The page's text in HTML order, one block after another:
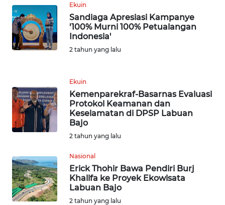
Ekuin
Sandiaga Apresiasi Kampanye
'100% Murni 100% Petualangan
Indonesia'
2 tahun yang lalu
Ekuin
Kemenparekraf-Basarnas Evaluasi
Protokol Keamanan dan
Keselamatan di DPSP Labuan
Bajo
2 tahun yang lalu
Nasional
Erick Thohir Bawa Pendiri Burj
Khalifa ke Proyek Ekowisata
Labuan Bajo
2 tahun yang lalu
WN
MALUT
WN
DANAU
TOBA
NIAS
WN
LANGKAT